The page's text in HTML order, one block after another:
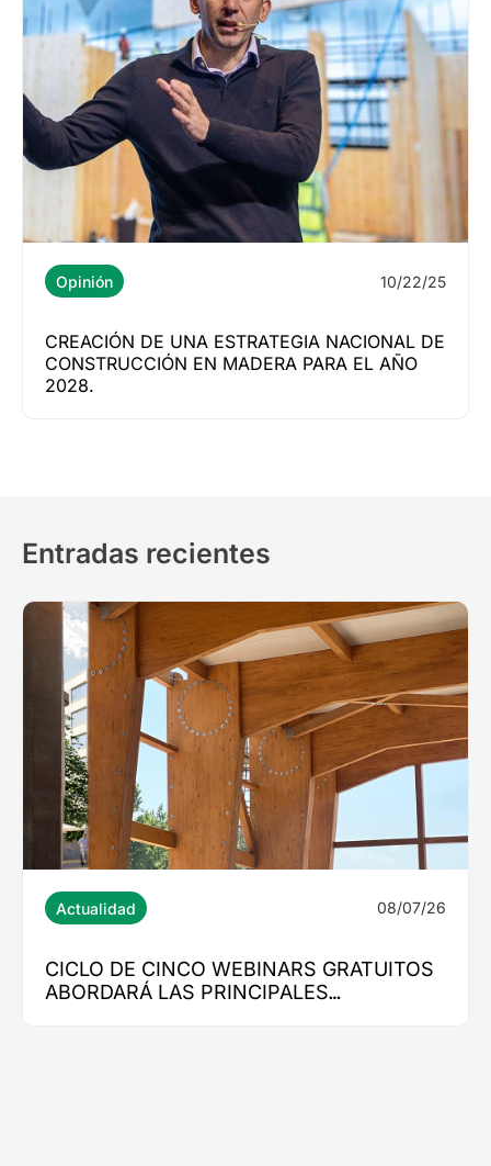
Opinión 10/22/25
CREACIÓN DE UNA ESTRATEGIA NACIONAL DE
CONSTRUCCIÓN EN MADERA PARA EL AÑO
2028.
Entradas recientes